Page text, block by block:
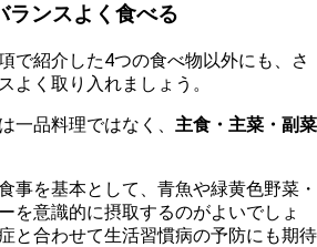
ランスよく食べる
で紹介した4つの食べ物以外にも、さ
よく取り入れましょう。
一品料理ではなく、 主食・主菜・副菜
事を基本として、青魚や緑黄色野菜・
を意識的に摂取するのがよいでしょ
と合わせて生活習慣病の予防にも期待